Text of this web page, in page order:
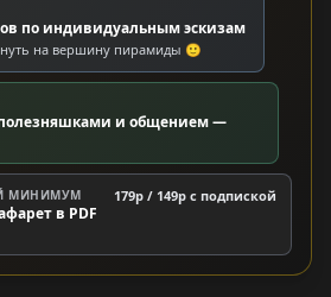
по индивидуальным эскизам
на вершину пирамиды 🙂
полезняшками и общением —
МИНИМУМ
в PDF
179р / 149р c подпиской